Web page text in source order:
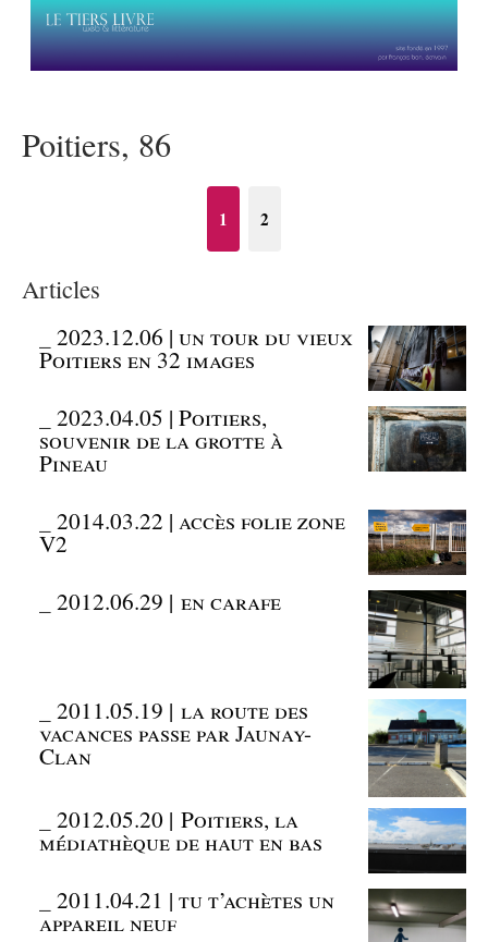
Poitiers, 86
1 2
Articles
_2023.12.06 | un tour du vieux
Poitiers en 32 images
_2023.04.05 | Poitiers,
souvenir de la grotte à
Pineau
_2014.03.22 | accès folie zone
V2
_2012.06.29 | en carafe
_2011.05.19 | la route des
vacances passe par Jaunay-
Clan
_2012.05.20 | Poitiers, la
médiathèque de haut en bas
_2011.04.21 | tu t’achètes un
appareil neuf